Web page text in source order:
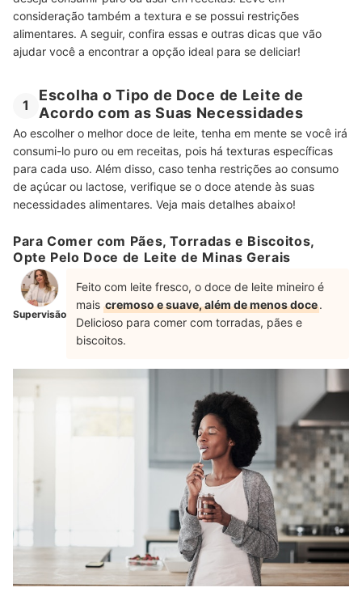
consideração também a textura e se possui restrições
alimentares. A seguir, confira essas e outras dicas que vão
ajudar você a encontrar a opção ideal para se deliciar!
1
Escolha o Tipo de Doce de Leite de
Acordo com as Suas Necessidades
Ao escolher o melhor doce de leite, tenha em mente se você irá
consumi-lo puro ou em receitas, pois há texturas específicas
para cada uso. Além disso, caso tenha restrições ao consumo
de açúcar ou lactose, verifique se o doce atende às suas
necessidades alimentares. Veja mais detalhes abaixo!
Para Comer com Pães, Torradas e Biscoitos,
Opte Pelo Doce de Leite de Minas Gerais
Supervisão
Feito com leite fresco, o doce de leite mineiro é
mais cremoso e suave, além de menos doce.
Delicioso para comer com torradas, pães e
biscoitos.